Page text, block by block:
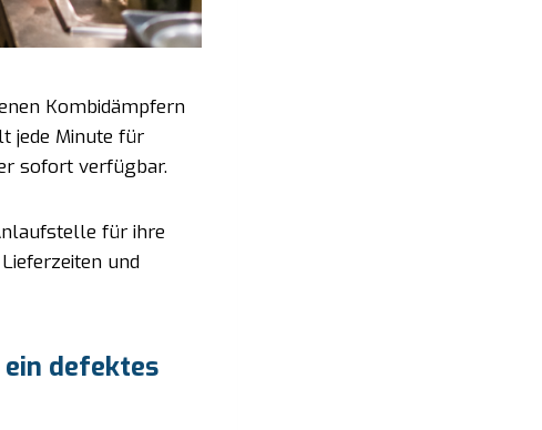
Kombidämpfern
jede Minute für
sofort verfügbar.
für ihre
und
defektes